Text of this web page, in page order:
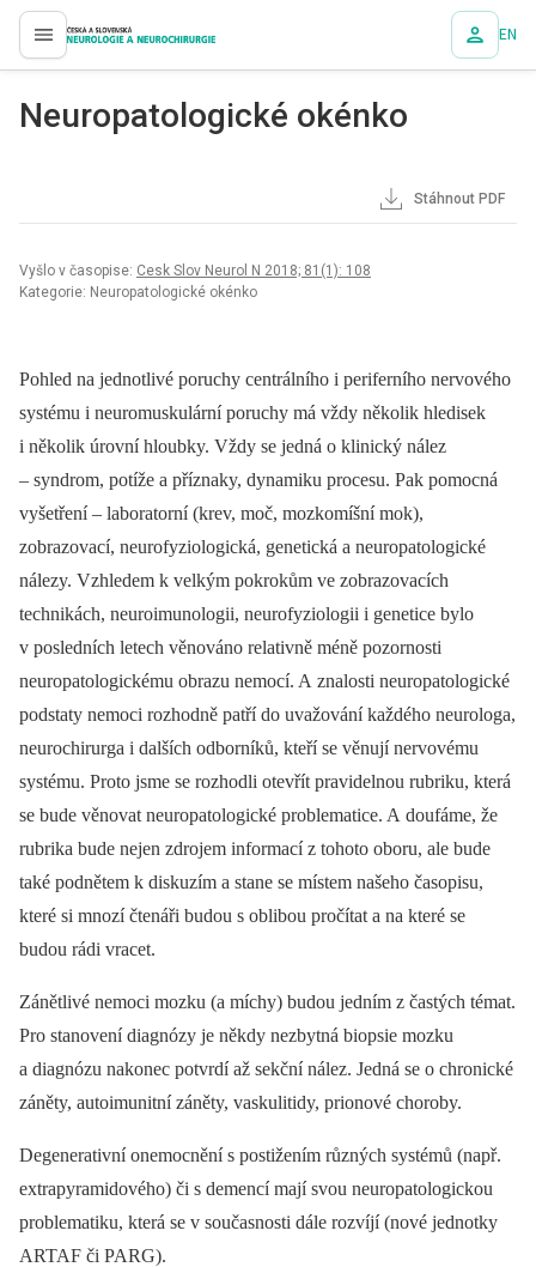
proLékaře.cz EN
Neuropatologické okénko
Stáhnout PDF
Vyšlo v časopise: Cesk Slov Neurol N 2018; 81(1): 108
Kategorie: Neuropatologické okénko
Pohled na jednotlivé poruchy centrálního i periferního nervového
systému i neuromuskulární poruchy má vždy několik hledisek
i několik úrovní hloubky. Vždy se jedná o klinický nález
–⁠ syndrom, potíže a příznaky, dynamiku procesu. Pak pomocná
vyšetření –⁠ laboratorní (krev, moč, mozkomíšní mok),
zobrazovací, neurofyziologická, genetická a neuropatologické
nálezy. Vzhledem k velkým pokrokům ve zobrazovacích
technikách, neuroimunologii, neurofyziologii i genetice bylo
v posledních letech věnováno relativně méně pozornosti
neuropatologickému obrazu nemocí. A znalosti neuropatologické
podstaty nemoci rozhodně patří do uvažování každého neurologa,
neurochirurga i dalších odborníků, kteří se věnují nervovému
systému. Proto jsme se rozhodli otevřít pravidelnou rubriku, která
se bude věnovat neuropatologické problematice. A doufáme, že
rubrika bude nejen zdrojem informací z tohoto oboru, ale bude
také podnětem k diskuzím a stane se místem našeho časopisu,
které si mnozí čtenáři budou s oblibou pročítat a na které se
budou rádi vracet.
Zánětlivé nemoci mozku (a míchy) budou jedním z častých témat.
Pro stanovení diagnózy je někdy nezbytná biopsie mozku
a diagnózu nakonec potvrdí až sekční nález. Jedná se o chronické
záněty, autoimunitní záněty, vaskulitidy, prionové choroby.
Degenerativní onemocnění s postižením různých systémů (např.
extrapyramidového) či s demencí mají svou neuropatologickou
problematiku, která se v současnosti dále rozvíjí (nové jednotky
ARTAF či PARG).